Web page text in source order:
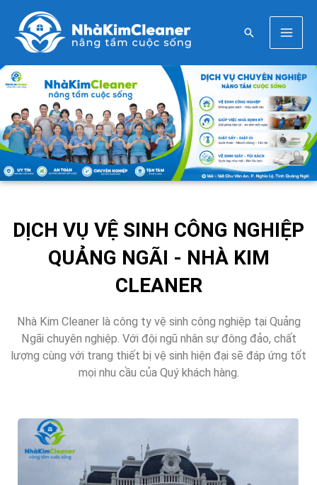
nội
Tìm
Main
DỊCH VỤ VỆ SINH CÔNG NGHIỆP
QUẢNG NGÃI - NHÀ KIM
CLEANER
Nhà Kim Cleaner là công ty vệ sinh công nghiệp tại Quảng
Ngãi chuyên nghiệp. Với đội ngũ nhân sự đông đảo, chất
lượng cùng với trang thiết bị vệ sinh hiện đại sẽ đáp ứng tốt
mọi nhu cầu của Quý khách hàng.